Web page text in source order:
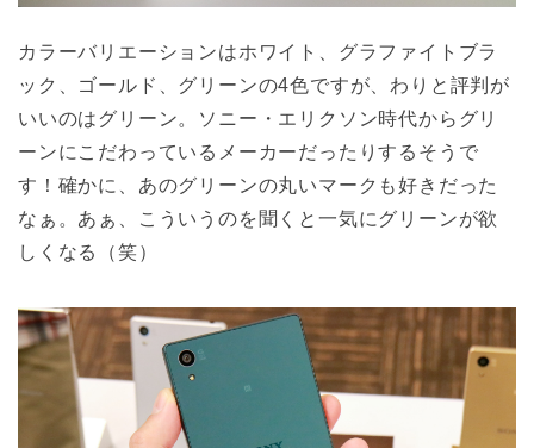
カラーバリエーションはホワイト、グラファイトブラ
ック、ゴールド、グリーンの4色ですが、わりと評判が
いいのはグリーン。ソニー・エリクソン時代からグリ
ーンにこだわっているメーカーだったりするそうで
す！確かに、あのグリーンの丸いマークも好きだった
なぁ。あぁ、こういうのを聞くと一気にグリーンが欲
しくなる（笑）